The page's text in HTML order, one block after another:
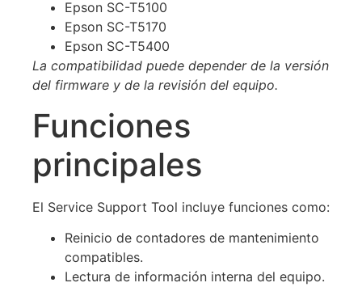
Epson SC-T5100
Epson SC-T5170
Epson SC-T5400
La compatibilidad puede depender de la versión
del firmware y de la revisión del equipo.
Funciones
principales
El Service Support Tool incluye funciones como:
Reinicio de contadores de mantenimiento
compatibles.
Lectura de información interna del equipo.